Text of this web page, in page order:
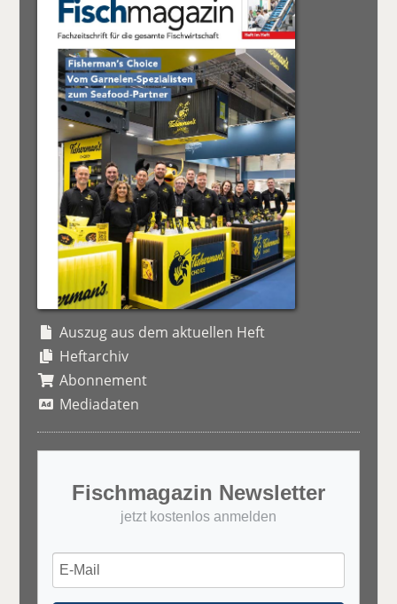
Auszug aus dem aktuellen Heft
Heftarchiv
Abonnement
Mediadaten
Fischmagazin Newsletter
jetzt kostenlos anmelden